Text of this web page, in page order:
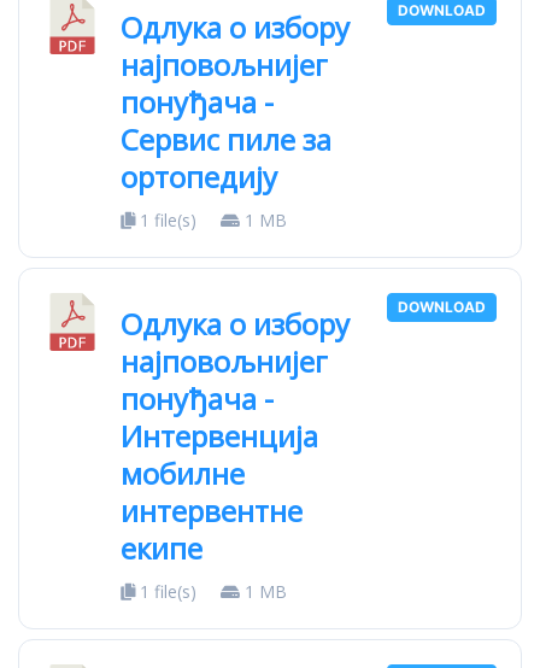
Одлука о избору
најповољнијег
понуђача -
Сервис пиле за
ортопедију
1 file(s) 1 MB
DOWNLOAD
Одлука о избору
најповољнијег
понуђача -
Интервенција
мобилне
интервентне
екипе
1 file(s) 1 MB
DOWNLOAD